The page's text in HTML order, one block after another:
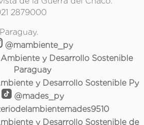
2879000
@mambiente_py
y Desarrollo Sostenible
Paraguay
y Desarrollo Sostenible Py
@mades_py
y Desarrollo Sostenible de